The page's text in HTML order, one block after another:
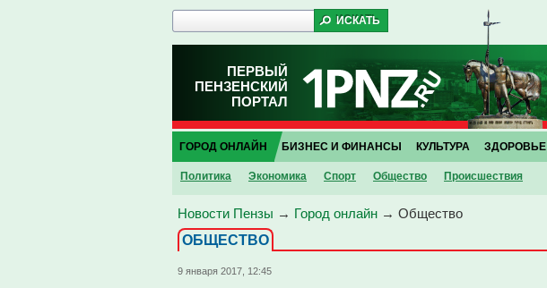
ПЕРВЫЙ
ПЕНЗЕНСКИЙ
ПОРТАЛ
ГОРОД ОНЛАЙН
Политика Экономика Спорт Общество Проиcшествия
БИЗНЕС И ФИНАНСЫ КУЛЬТУРА ЗДОРОВЬЕ
Новости Пензы → Город онлайн → Общество
ОБЩЕСТВО
9 января 2017, 12:45